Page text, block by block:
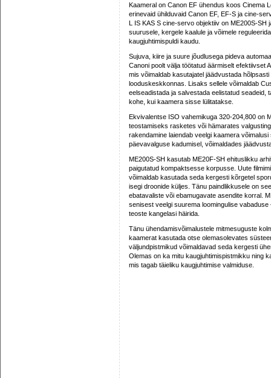
Kaameral on Canon EF ühendus koos Cinema
erinevaid ühilduvaid Canon EF, EF-S ja cine-
L IS KAS S cine-servo objektiiv on ME200S-SH
suurusele, kergele kaalule ja võimele
kaugjuhtimispuldi kaudu.
Sujuva, kiire ja suure jõudlusega pideva
Canoni poolt välja töötatud äärmiselt efektiivset
mis võimaldab kasutajatel jäädvustada
looduskeskkonnas. Lisaks sellele võimaldab
eelseadistada ja salvestada eelistatud seadeid,
kohe, kui kaamera sisse lülitatakse.
Ekvivalentse ISO vahemikuga 320-204,800 on
teostamiseks rasketes või hämarates
rakendamine laiendab veelgi kaamera
päevavalguse kadumisel, võimaldades
ME200S-SH kasutab ME20F-SH ehituslikku
paigutatud kompaktsesse korpusse. Uute
võimaldab kasutada seda kergesti kõrgetel
isegi droonide küljes. Tänu paindlikkusele on
ebatavaliste või ebamugavate asendite korral.
senisest veelgi suurema loomingulise
teoste kangelasi häirida.
Tänu ühendamisvõimalustele mitmesuguste
kaamerat kasutada otse olemasolevates
väljundpistmikud võimaldavad seda kergesti
Olemas on ka mitu kaugjuhtimispistmikku ning
mis tagab täieliku kaugjuhtimise valmiduse.